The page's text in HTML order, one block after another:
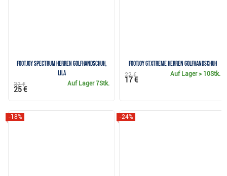
Footjoy Spectrum Herren Golfhandschuh,
lila
Auf Lager7Stk.
32 €
25 €
FootJoy GTxtreme Herren Golfhandschuh
Auf Lager> 10Stk.
22 €
17 €
-18% -24%